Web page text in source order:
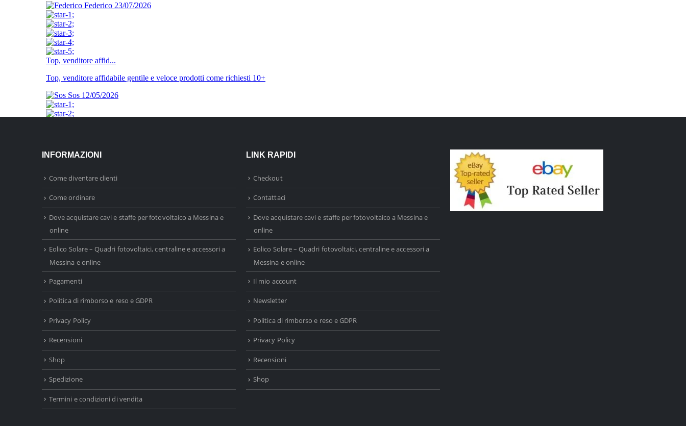
INFORMAZIONI
Come diventare clienti
Come ordinare
Dove acquistare cavi e staffe per fotovoltaico a Messina e
online
Eolico Solare – Quadri fotovoltaici, centraline e accessori a
Messina e online
Pagamenti
Politica di rimborso e reso e GDPR
Privacy Policy
Recensioni
Shop
Spedizione
Termini e condizioni di vendita
LINK RAPIDI
Checkout
Contattaci
Dove acquistare cavi e staffe per fotovoltaico a Messina e
online
Eolico Solare – Quadri fotovoltaici, centraline e accessori a
Messina e online
Il mio account
Newsletter
Politica di rimborso e reso e GDPR
Privacy Policy
Recensioni
Shop